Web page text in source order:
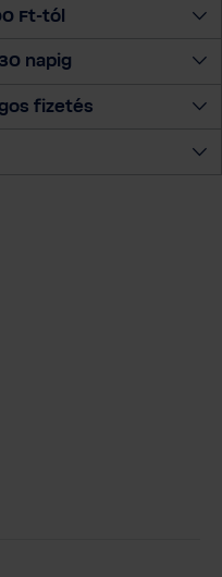
m
n
y
Ft-tól
napig
fizetés